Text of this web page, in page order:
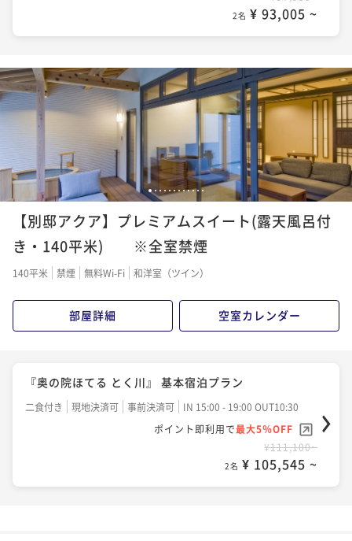
2名 ¥ 93,005 ~
12 3456789101112
【別邸アクア】プレミアムスイート(露天風呂付
き・140平米) ※全室禁煙
140平米 禁煙 無料Wi-Fi 和洋室（ツイン）
部屋詳細 空室カレンダー
『奥の院ほてる とく川』 基本宿泊プラン
二食付き 現地決済可 事前決済可
IN 15:00 - 19:00 OUT10:30
ポイント即利用で最大5％OFF
¥111,100~
2名 ¥ 105,545 ~